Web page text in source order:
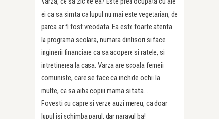
ei ca sa simta ca lupul nu mai este vegetarian, de
parca ar fi fost vreodata. Ea este foarte atenta
la programa scolara, numara dintisori si face
inginerii financiare ca sa acopere si ratele, si
intretinerea la casa. Varza are scoala femeii
comuniste, care se face ca inchide ochii la
multe, ca sa aiba copiii mama si tata…
Povesti cu capre si verze auzi mereu, ca doar
lupul isi schimba parul, dar naravul ba!